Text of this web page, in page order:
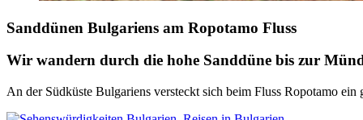
Sanddünen Bulgariens am Ropotamo Fluss
Wir wandern durch die hohe Sanddüne bis zur
An der Südküste Bulgariens versteckt sich beim Fluss Ropotamo ein